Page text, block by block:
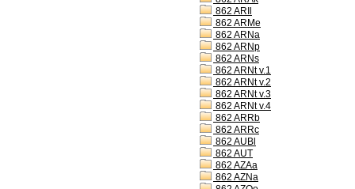
862 ARIl
862 ARMe
862 ARNa
862 ARNp
862 ARNs
862 ARNt v.1
862 ARNt v.2
862 ARNt v.3
862 ARNt v.4
862 ARRb
862 ARRc
862 AUBl
862 AUT
862 AZAa
862 AZNa